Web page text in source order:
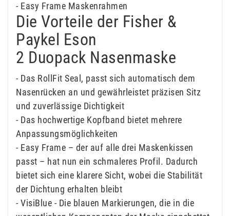
- Easy Frame Maskenrahmen
Die Vorteile der Fisher &
Paykel Eson
2 Duopack Nasenmaske
- Das RollFit Seal, passt sich automatisch dem
Nasenrücken an und gewährleistet präzisen Sitz
und zuverlässige Dichtigkeit
- Das hochwertige Kopfband bietet mehrere
Anpassungsmöglichkeiten
- Easy Frame – der auf alle drei Maskenkissen
passt – hat nun ein schmaleres Profil. Dadurch
bietet sich eine klarere Sicht, wobei die Stabilität
der Dichtung erhalten bleibt
- VisiBlue - Die blauen Markierungen, die in die